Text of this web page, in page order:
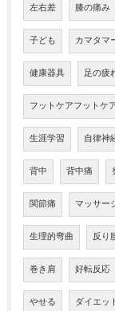
左右差 膝の痛み
子ども カマタマ
健康器具 足の疲
フットケアフットケ
生涯学習 自律神
背中 背中痛
関節痛 マッサー
生理的弯曲 反り
巻き肩 好転反応
やせる ダイエッ